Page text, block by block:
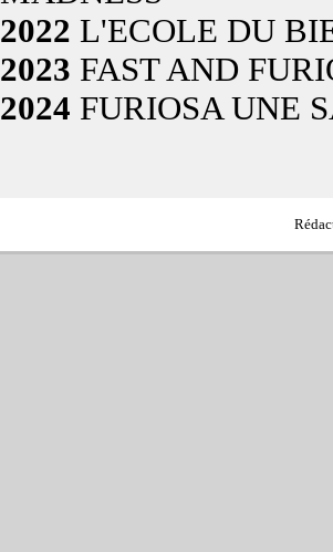
2022 L'ECOLE DU
2023 FAST AND
2024 FURIOSA UNE